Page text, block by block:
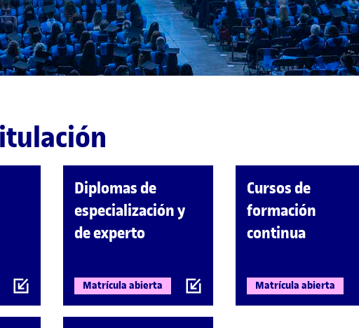
Diplomas de
especialización y
de experto
Matrícula abierta
Cursos de
formación
continua
Matrícula abierta